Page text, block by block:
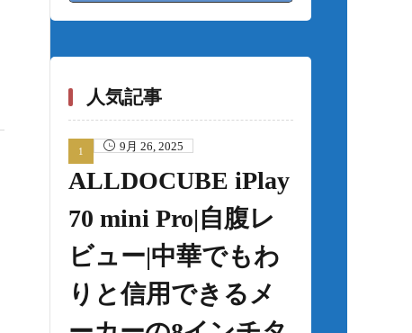
人気記事
9月 26, 2025
ALLDOCUBE iPlay
70 mini Pro|自腹レ
ビュー|中華でもわ
りと信用できるメ